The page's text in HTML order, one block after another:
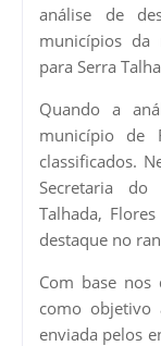
análise de
municípios da
para Serra
Quando a
município de
classificados.
Secretaria do
Talhada,
destaque no
Com base
como objetivo
enviada pelos